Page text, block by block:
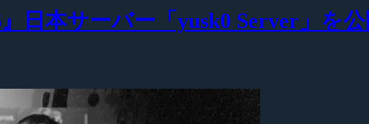
日本サーバー「yusk0 Server」を